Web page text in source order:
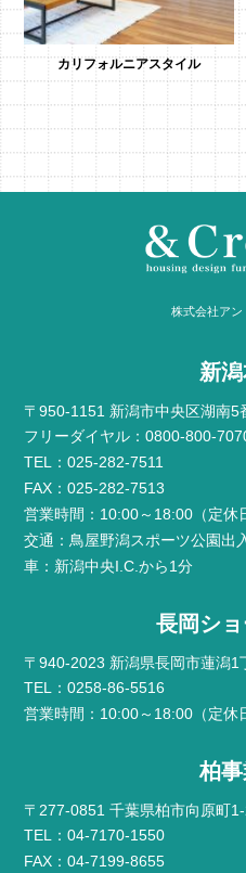
カリフォルニアスタイル
株式会社アン
新
〒950-1151 新潟市中央区湖南5
フリーダイヤル：0800-800-
TEL：025-282-7511
FAX：025-282-7513
営業時間：10:00～18:00（定休
交通：鳥屋野潟スポーツ公園出
車：新潟中央I.C.から1分
長岡シ
〒940-2023 新潟県長岡市蓮潟1
TEL：0258-86-5516
営業時間：10:00～18:00（定休
柏
〒277-0851 千葉県柏市向原町
TEL：04-7170-1550
FAX：04-7199-8655